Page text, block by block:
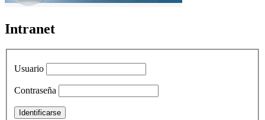
Intranet
Usuario
Contraseña